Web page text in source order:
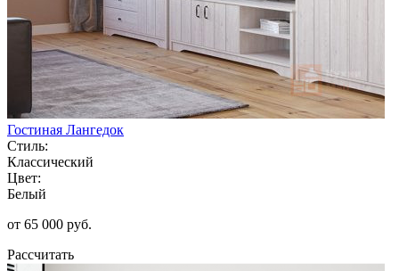
Гостиная Лангедок
Стиль:
Классический
Цвет:
Белый
от 65 000 руб.
Рассчитать